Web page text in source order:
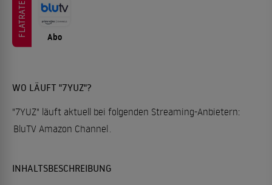
FLATRATE Abo
WO LÄUFT "7YUZ"?
"7YUZ" läuft aktuell bei folgenden Streaming-Anbietern:
BluTV Amazon Channel
INHALTSBESCHREIBUNG